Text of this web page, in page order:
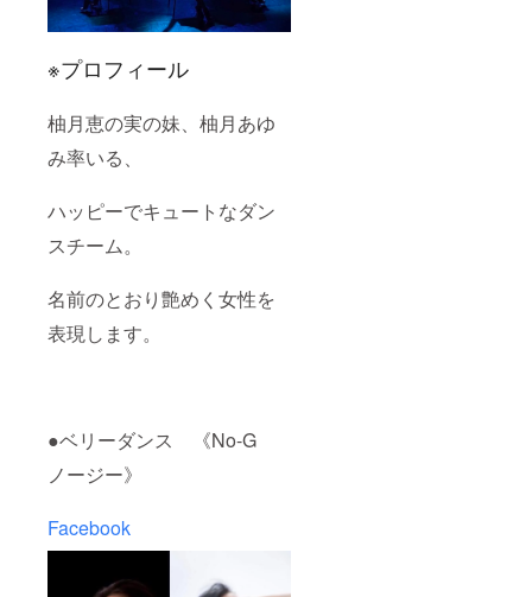
※プロフィール
柚月恵の実の妹、柚月あゆ
み率いる、
ハッピーでキュートなダン
スチーム。
名前のとおり艶めく女性を
表現します。
●ベリーダンス 《No-G
ノージー》
Facebook